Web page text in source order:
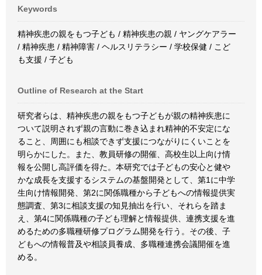
Keywords
精神疾患の親をもつ子ども / 精神疾患の親 / ヤングケアラー
/ 精神疾患 / 精神障害 / ヘルスリテラシー / 学校保健 / こど
も支援 / 子ども
Outline of Research at the Start
研究者らは、精神疾患の親をもつ子どもが親の精神疾患に
ついて説明されず親の言動に巻き込まれ精神的不安定にな
ること、周囲にも相談できず支援につながりにくいことを
明らかにした。また、教員研修の開催、高校生以上向け情
報を公開し高評価を得た。本研究では子どもの安心と健や
かな成長を支援するシステムの基盤開発として、第1に中学
生向け情報開発、第2に関係職種から子どもへの情報提供実
態調査、第3に相談支援の知見抽出を行い、それらを踏ま
え、第4に関係職種の子ども理解と情報提供、連携支援を進
めるための多職種研修プログラム開発を行う。その後、子
どもへの情報普及や相談員養成、多職種連携会議開催を進
める。